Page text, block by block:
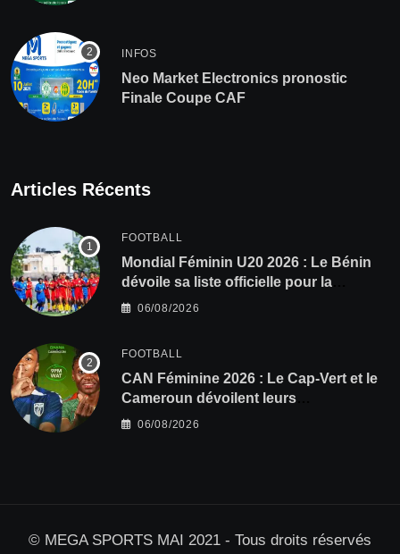
INFOS
Neo Market Electronics pronostic
Finale Coupe CAF
Articles Récents
FOOTBALL
Mondial Féminin U20 2026 : Le Bénin
dévoile sa liste officielle pour la
Pologne
06/08/2026
FOOTBALL
CAN Féminine 2026 : Le Cap-Vert et le
Cameroun dévoilent leurs
compositions
06/08/2026
© MEGA SPORTS MAI 2021 - Tous droits réservés